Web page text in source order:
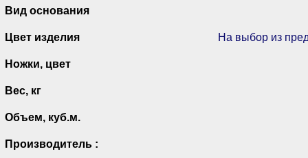
Вид основания
Цвет изделия На выбор из
Ножки, цвет
Вес, кг
Объем, куб.м.
Производитель :